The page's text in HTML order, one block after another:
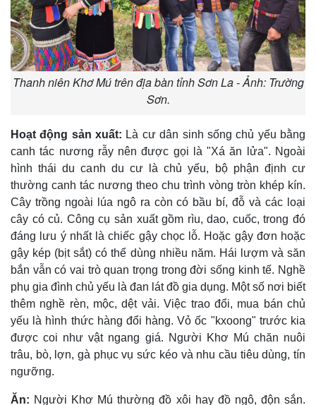
Thanh niên Khơ Mú trên địa bàn tỉnh Sơn La - Ảnh: Trường
Sơn.
Hoạt động sản xuất: Là cư dân sinh sống chủ yếu bằng
canh tác nương rẫy nên được gọi là "Xá ăn lửa". Ngoài
hình thái du canh du cư là chủ yếu, bộ phận định cư
thường canh tác nương theo chu trình vòng tròn khép kín.
Cây trồng ngoài lúa ngô ra còn có bầu bí, đỗ và các loại
cây có củ. Công cụ sản xuất gồm rìu, dao, cuốc, trong đó
đáng lưu ý nhất là chiếc gậy chọc lỗ. Hoặc gậy đơn hoặc
gậy kép (bịt sắt) có thể dùng nhiều năm. Hái lượm và săn
bắn vẫn có vai trò quan trọng trong đời sống kinh tế. Nghề
phụ gia đình chủ yếu là đan lát đồ gia dụng. Một số nơi biết
thêm nghề rèn, mộc, dệt vải. Việc trao đổi, mua bán chủ
yếu là hình thức hàng đổi hàng. Vỏ ốc "kxoong" trước kia
được coi như vật ngang giá. Người Khơ Mú chăn nuôi
trâu, bò, lợn, gà phục vụ sức kéo và nhu cầu tiêu dùng, tín
ngưỡng.
Ăn: Người Khơ Mú thường đồ xôi hay đồ ngô, độn sắn.